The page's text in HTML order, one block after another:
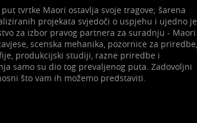
put tvrtke Maori ostavlja svoje tragove; šarena
projekata svjedoči o uspjehu i ujedno je
za izbor pravog partnera za suradnju - Maori.
scenska mehanika, pozornice za priredbe,
produkcijski studiji, razne priredbe i
samo su dio tog prevaljenog puta. Zadovoljni
što vam ih možemo predstaviti.